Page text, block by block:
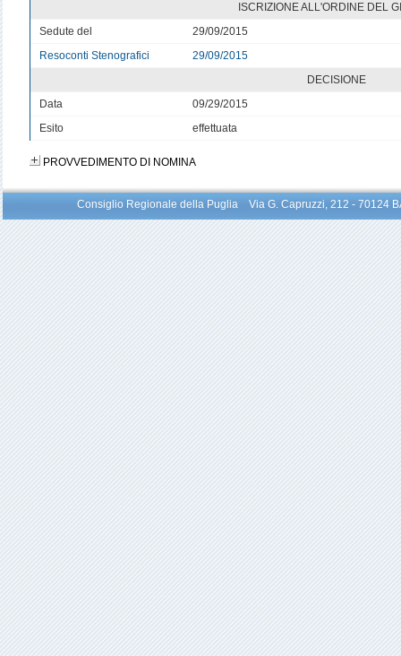
ISCRIZIONE ALL'ORDINE DEL
Sedute del
29/09/2015
Resoconti Stenografici
29/09/2015
DECISIONE
Data
09/29/2015
Esito
effettuata
PROVVEDIMENTO DI NOMINA
Consiglio Regionale della Puglia Via G. Capruzzi, 212 -